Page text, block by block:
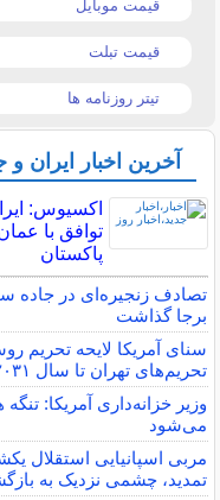
قیمت موبایل
قیمت تبلت
تیتر روزنامه ها
آخرین اخبار ایران و
اکسیوس:
توافق با
پاکستان
برجا گذاشت
سنای آمریکا لایحه تحریم
تحریم‌های تهران تا سال ۲۰۳۱
وزیر خزانه‌داری آمریکا:
می‌شود
مربی اسپانیایی استقلال
تمدید، چشمی نزدیک به